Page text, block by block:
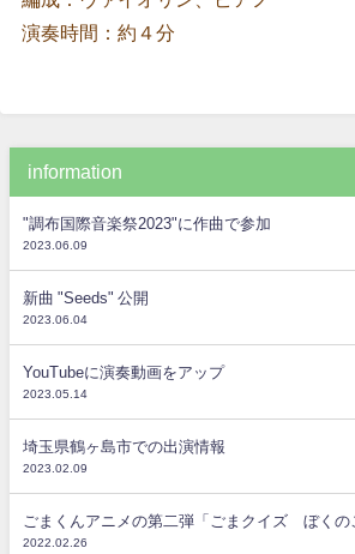
演奏時間：約４分
information
"調布国際音楽祭2023"に作曲で参加
2023.06.09
新曲 "Seeds" 公開
2023.06.04
YouTubeに演奏動画をアップ
2023.05.14
埼玉県鶴ヶ島市での出演情報
2023.02.09
ごまくんアニメの第二弾「ごまクイズ ぼくの
2022.02.26